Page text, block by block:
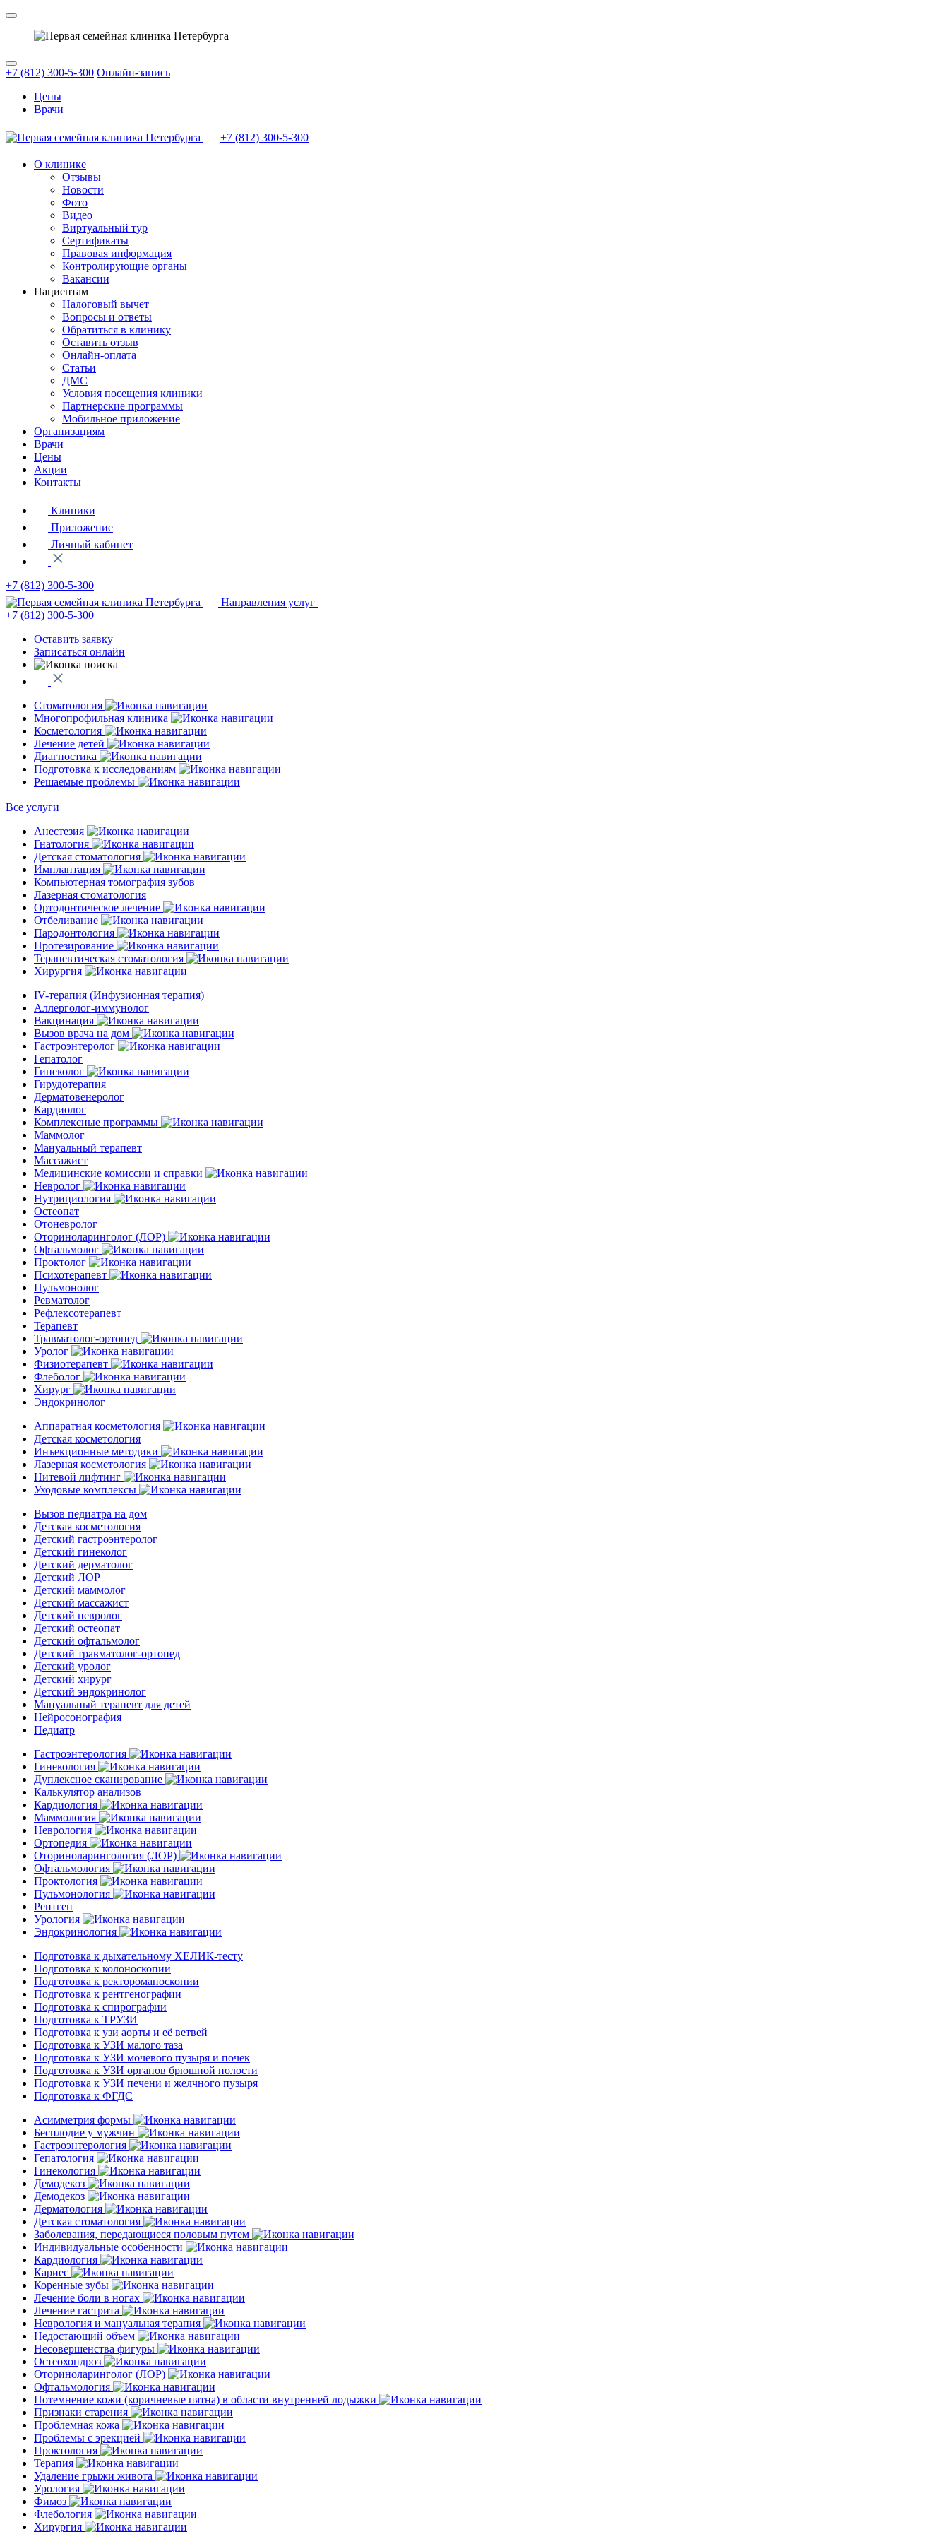
+7 (812) 300-5-300 Онлайн-запись
Цены
Врачи
+7 (812) 300-5-300
О клинике
Отзывы
Новости
Фото
Видео
Виртуальный тур
Сертификаты
Правовая информация
Контролирующие органы
Вакансии
Пациентам
Налоговый вычет
Вопросы и ответы
Обратиться в клинику
Оставить отзыв
Онлайн-оплата
Статьи
ДМС
Условия посещения клиники
Партнерские программы
Мобильное приложение
Организациям
Врачи
Цены
Акции
Контакты
Клиники
Приложение
Личный кабинет
+7 (812) 300-5-300
Направления услуг
+7 (812) 300-5-300
Оставить заявку
Записаться онлайн
Стоматология
Многопрофильная клиника
Косметология
Лечение детей
Диагностика
Подготовка к исследованиям
Решаемые проблемы
Все услуги
Анестезия
Гнатология
Детская стоматология
Имплантация
Компьютерная томография зубов
Лазерная стоматология
Ортодонтическое лечение
Отбеливание
Пародонтология
Протезирование
Терапевтическая стоматология
Хирургия
IV-терапия (Инфузионная терапия)
Аллерголог-иммунолог
Вакцинация
Вызов врача на дом
Гастроэнтеролог
Гепатолог
Гинеколог
Гирудотерапия
Дерматовенеролог
Кардиолог
Комплексные программы
Маммолог
Мануальный терапевт
Массажист
Медицинские комиссии и справки
Невролог
Нутрициология
Остеопат
Отоневролог
Оториноларинголог (ЛОР)
Офтальмолог
Проктолог
Психотерапевт
Пульмонолог
Ревматолог
Рефлексотерапевт
Терапевт
Травматолог-ортопед
Уролог
Физиотерапевт
Флеболог
Хирург
Эндокринолог
Аппаратная косметология
Детская косметология
Инъекционные методики
Лазерная косметология
Нитевой лифтинг
Уходовые комплексы
Вызов педиатра на дом
Детская косметология
Детский гастроэнтеролог
Детский гинеколог
Детский дерматолог
Детский ЛОР
Детский маммолог
Детский массажист
Детский невролог
Детский остеопат
Детский офтальмолог
Детский травматолог-ортопед
Детский уролог
Детский хирург
Детский эндокринолог
Мануальный терапевт для детей
Нейросонография
Педиатр
Гастроэнтерология
Гинекология
Дуплексное сканирование
Калькулятор анализов
Кардиология
Маммология
Неврология
Ортопедия
Оториноларингология (ЛОР)
Офтальмология
Проктология
Пульмонология
Рентген
Урология
Эндокринология
Подготовка к дыхательному ХЕЛИК-тесту
Подготовка к колоноскопии
Подготовка к ректороманоскопии
Подготовка к рентгенографии
Подготовка к спирографии
Подготовка к ТРУЗИ
Подготовка к узи аорты и её ветвей
Подготовка к УЗИ малого таза
Подготовка к УЗИ мочевого пузыря и почек
Подготовка к УЗИ органов брюшной полости
Подготовка к УЗИ печени и желчного пузыря
Подготовка к ФГДС
Асимметрия формы
Бесплодие у мужчин
Гастроэнтерология
Гепатология
Гинекология
Демодекоз
Демодекоз
Дерматология
Детская стоматология
Заболевания, передающиеся половым путем
Индивидуальные особенности
Кардиология
Кариес
Коренные зубы
Лечение боли в ногах
Лечение гастрита
Неврология и мануальная терапия
Недостающий объем
Несовершенства фигуры
Остеохондроз
Оториноларинголог (ЛОР)
Офтальмология
Потемнение кожи (коричневые пятна) в области внутренней лодыжки
Признаки старения
Проблемная кожа
Проблемы с эрекцией
Проктология
Терапия
Удаление грыжи живота
Урология
Фимоз
Флебология
Хирургия